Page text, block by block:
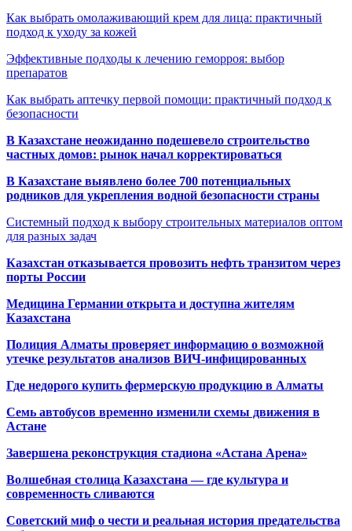
Как выбрать омолаживающий крем для лица: практичный
подход к уходу за кожей
Эффективные подходы к лечению геморроя: выбор
препаратов
Как выбрать аптечку первой помощи: практичный подход к
безопасности
В Казахстане неожиданно подешевело строительство
частных домов: рынок начал корректироваться
В Казахстане выявлено более 700 потенциальных
родников для укрепления водной безопасности страны
Системный подход к выбору строительных материалов оптом
для разных задач
Казахстан отказывается провозить нефть транзитом через
порты России
Медицина Германии открыта и доступна жителям
Казахстана
Полиция Алматы проверяет информацию о возможной
утечке результатов анализов ВИЧ-инфицированных
Где недорого купить фермерскую продукцию в Алматы
Семь автобусов временно изменили схемы движения в
Астане
Завершена реконструкция стадиона «Астана Арена»
Волшебная столица Казахстана — где культура и
современность сливаются
Советский миф о чести и реальная история предательства